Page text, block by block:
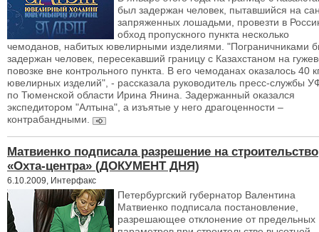
был задержан человек, пытавшийся на
запряженных лошадьми, провезти в
обход пропускного пункта несколько
чемоданов, набитых ювелирными изделиями. "Пограничниками
задержан человек, пересекавший границу с Казахстаном на
повозке вне контрольного пункта. В его чемоданах оказалось 40
ювелирных изделий", - рассказала руководитель пресс-службы
по Тюменской области Ирина Янина. Задержанный оказался
экспедитором "Алтына", а изъятые у него драгоценности –
контрабандными.
Матвиенко подписала разрешение на строительство
«Охта-центра» (ДОКУМЕНТ ДНЯ)
6.10.2009, Интерфакс
Петербургский губернатор Валентина
Матвиенко подписала постановление,
разрешающее отклонение от предельных